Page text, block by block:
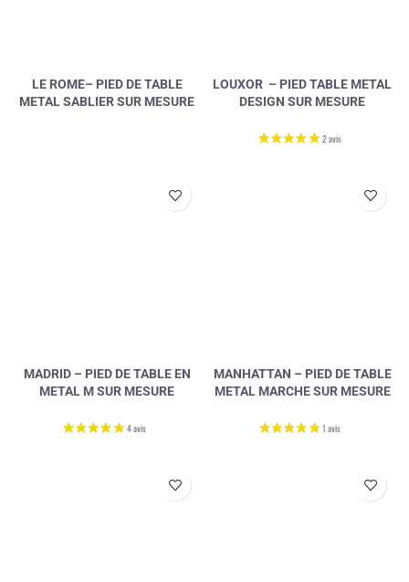
LE ROME– PIED DE TABLE
METAL SABLIER SUR MESURE
LOUXOR – PIED TABLE METAL
DESIGN SUR MESURE
MADRID – PIED DE TABLE EN
METAL M SUR MESURE
MANHATTAN – PIED DE TABLE
METAL MARCHE SUR MESURE